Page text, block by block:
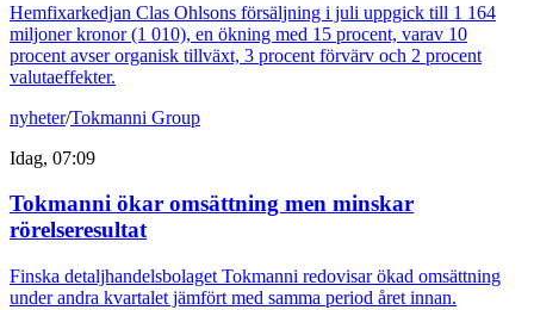
Hemfixarkedjan Clas Ohlsons försäljning i juli uppgick till 1 164
miljoner kronor (1 010), en ökning med 15 procent, varav 10
procent avser organisk tillväxt, 3 procent förvärv och 2 procent
valutaeffekter.
nyheter/Tokmanni Group
Idag, 07:09
Tokmanni ökar omsättning men minskar
rörelseresultat
Finska detaljhandelsbolaget Tokmanni redovisar ökad omsättning
under andra kvartalet jämfört med samma period året innan.